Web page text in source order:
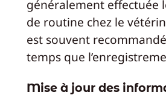
généralement effectuée
de routine chez le
est souvent
temps que
Mise à jour des